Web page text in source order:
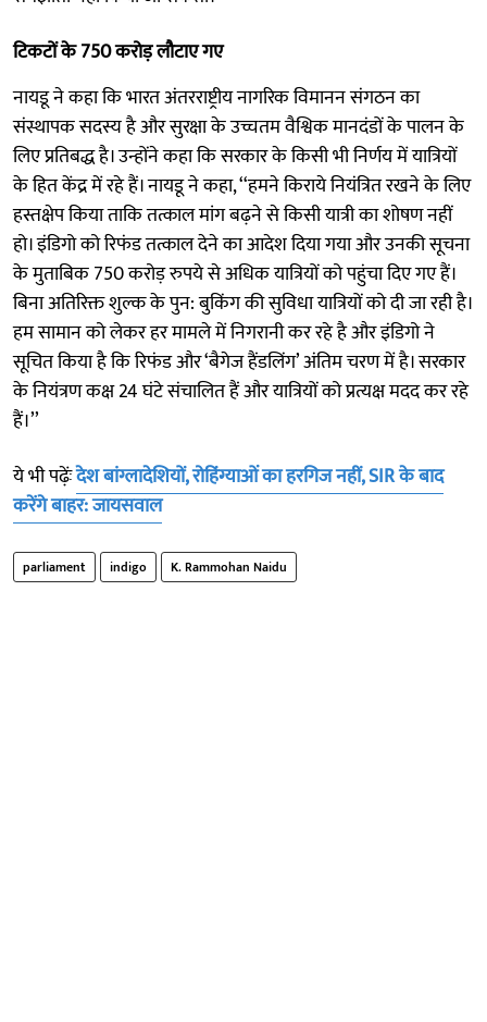
टिकटों के 750 करोड़ लौटाए गए
नायडू ने कहा कि भारत अंतरराष्ट्रीय नागरिक विमानन संगठन का
संस्थापक सदस्य है और सुरक्षा के उच्चतम वैश्विक मानदंडों के पालन के
लिए प्रतिबद्ध है। उन्होंने कहा कि सरकार के किसी भी निर्णय में यात्रियों
के हित केंद्र में रहे हैं। नायडू ने कहा, ‘‘हमने किराये नियंत्रित रखने के लिए
हस्तक्षेप किया ताकि तत्काल मांग बढ़ने से किसी यात्री का शोषण नहीं
हो। इंडिगो को रिफंड तत्काल देने का आदेश दिया गया और उनकी सूचना
के मुताबिक 750 करोड़ रुपये से अधिक यात्रियों को पहुंचा दिए गए हैं।
बिना अतिरिक्त शुल्क के पुन: बुकिंग की सुविधा यात्रियों को दी जा रही है।
हम सामान को लेकर हर मामले में निगरानी कर रहे है और इंडिगो ने
सूचित किया है कि रिफंड और ‘बैगेज हैंडलिंग’ अंतिम चरण में है। सरकार
के नियंत्रण कक्ष 24 घंटे संचालित हैं और यात्रियों को प्रत्यक्ष मदद कर रहे
हैं।’’
ये भी पढ़ेंःदेश बांग्लादेशियों, रोहिंग्याओं का हरगिज नहीं, SIR के बाद
करेंगे बाहर: जायसवाल
parliament indigo K. Rammohan Naidu